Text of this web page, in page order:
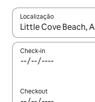
Localização
Quando os resultados
Check-in
Checkout